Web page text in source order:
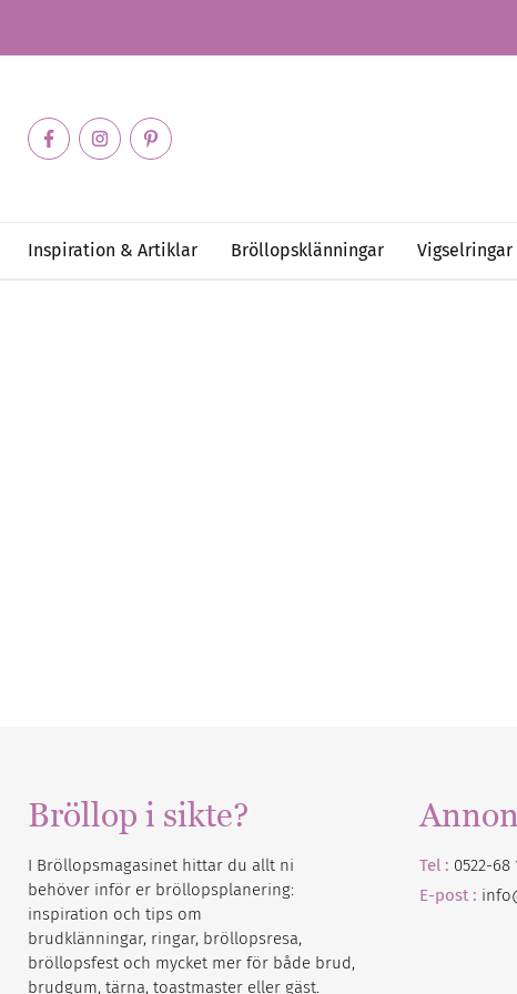
Inspiration & Artiklar Bröllopsklänningar Vigselringar
Bröllop i sikte?
I Bröllopsmagasinet hittar du allt ni
behöver inför er bröllopsplanering:
inspiration och tips om
brudklänningar, ringar, bröllopsresa,
bröllopsfest och mycket mer för både brud,
brudgum, tärna, toastmaster eller gäst.
Tel : 0522-68
E-post :